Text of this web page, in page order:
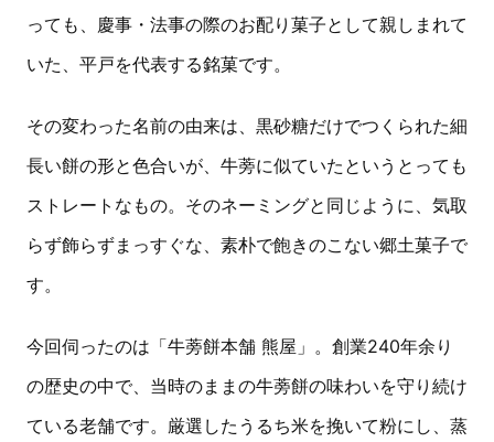
っても、慶事・法事の際のお配り菓子として親しまれて
いた、平戸を代表する銘菓です。
その変わった名前の由来は、黒砂糖だけでつくられた細
長い餅の形と色合いが、牛蒡に似ていたというとっても
ストレートなもの。そのネーミングと同じように、気取
らず飾らずまっすぐな、素朴で飽きのこない郷土菓子で
す。
今回伺ったのは「牛蒡餅本舗 熊屋」。創業240年余り
の歴史の中で、当時のままの牛蒡餅の味わいを守り続け
ている老舗です。厳選したうるち米を挽いて粉にし、蒸